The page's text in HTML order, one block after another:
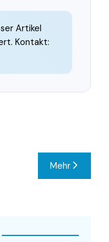
Artikel
Kontakt:
Mehr